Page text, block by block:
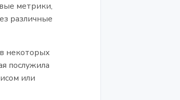
метрики,
различные
некоторых
послужила
или